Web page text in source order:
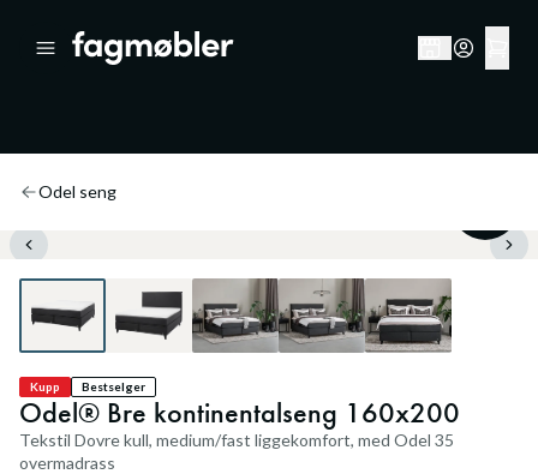
Odel seng
Kupp Bestselger
Odel® Bre kontinentalseng 160x200
Tekstil Dovre kull, medium/fast liggekomfort, med Odel 35
overmadrass